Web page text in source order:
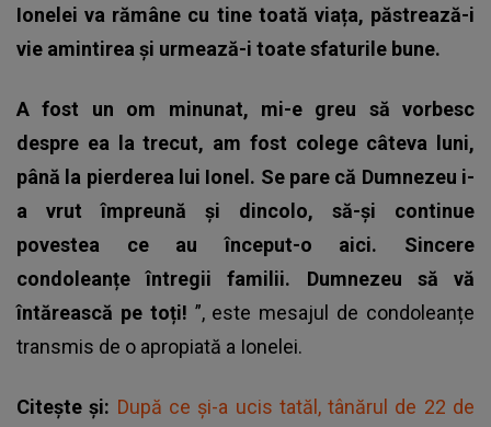
Ionelei va rămâne cu tine toată viața, păstrează-i
vie amintirea și urmează-i toate sfaturile bune.
A fost un om minunat, mi-e greu să vorbesc
despre ea la trecut, am fost colege câteva luni,
până la pierderea lui Ionel. Se pare că Dumnezeu i-
a vrut împreună și dincolo, să-și continue
povestea ce au început-o aici. Sincere
condoleanțe întregii familii. Dumnezeu să vă
întărească pe toți! ”, este mesajul de condoleanțe
transmis de o apropiată a Ionelei.
Citește și: După ce și-a ucis tatăl, tânărul de 22 de